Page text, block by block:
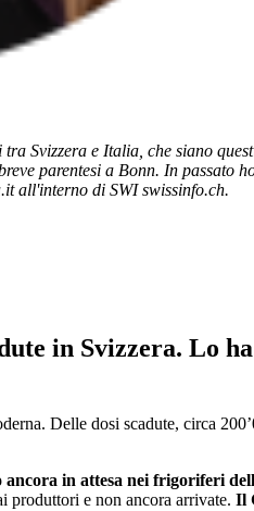
Svizzera e Italia, che siano
parentesi a Bonn. In
all'interno di SWI swissinfo.ch.
in Svizzera. Lo
Delle dosi scadute, circa
in attesa nei frigoriferi
produttori e non ancora arrivate. Il